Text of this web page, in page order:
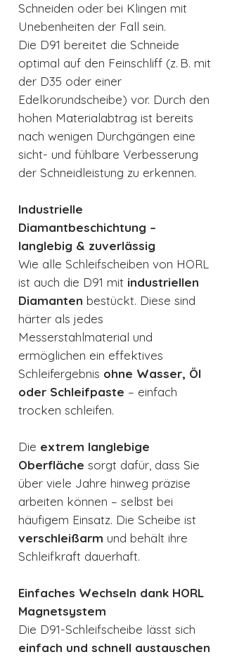
Schneiden oder bei Klingen mit
Unebenheiten der Fall sein.
Die D91 bereitet die Schneide
optimal auf den Feinschliff (z. B. mit
der D35 oder einer
Edelkorundscheibe) vor. Durch den
hohen Materialabtrag ist bereits
nach wenigen Durchgängen eine
sicht- und fühlbare Verbesserung
der Schneidleistung zu erkennen.
Industrielle
Diamantbeschichtung –
langlebig & zuverlässig
Wie alle Schleifscheiben von HORL
ist auch die D91 mit industriellen
Diamanten bestückt. Diese sind
härter als jedes
Messerstahlmaterial und
ermöglichen ein effektives
Schleifergebnis ohne Wasser, Öl
oder Schleifpaste – einfach
trocken schleifen.
Die extrem langlebige
Oberfläche sorgt dafür, dass Sie
über viele Jahre hinweg präzise
arbeiten können – selbst bei
häufigem Einsatz. Die Scheibe ist
verschleißarm und behält ihre
Schleifkraft dauerhaft.
Einfaches Wechseln dank HORL
Magnetsystem
Die D91-Schleifscheibe lässt sich
einfach und schnell austauschen